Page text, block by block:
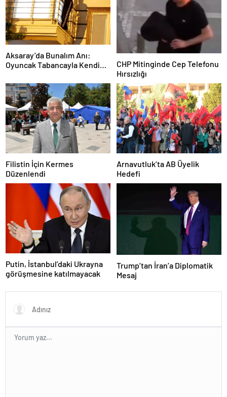
Aksaray’da Bunalım Anı:
Oyuncak Tabancayla Kendine
CHP Mitinginde Cep Telefonu
Hırsızlığı
Filistin İçin Kermes
Düzenlendi
Arnavutluk’ta AB Üyelik
Hedefi
Putin, İstanbul’daki Ukrayna
görüşmesine katılmayacak
Trump’tan İran’a Diplomatik
Mesaj